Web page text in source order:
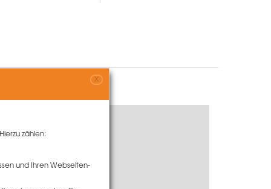
X
zählen:
und Ihren Webseiten-